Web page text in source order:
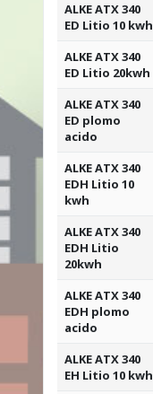
ALKE ATX 340
ED Litio 10 kwh
ALKE ATX 340
ED Litio 20kwh
ALKE ATX 340
ED plomo
acido
ALKE ATX 340
EDH Litio 10
kwh
ALKE ATX 340
EDH Litio
20kwh
ALKE ATX 340
EDH plomo
acido
ALKE ATX 340
EH Litio 10 kwh